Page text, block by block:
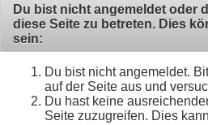
Du bist nicht angemeldet oder
diese Seite zu betreten. Dies
sein:
Du bist nicht angemeldet.
auf der Seite aus und
Du hast keine
Seite zuzugreifen. Dies